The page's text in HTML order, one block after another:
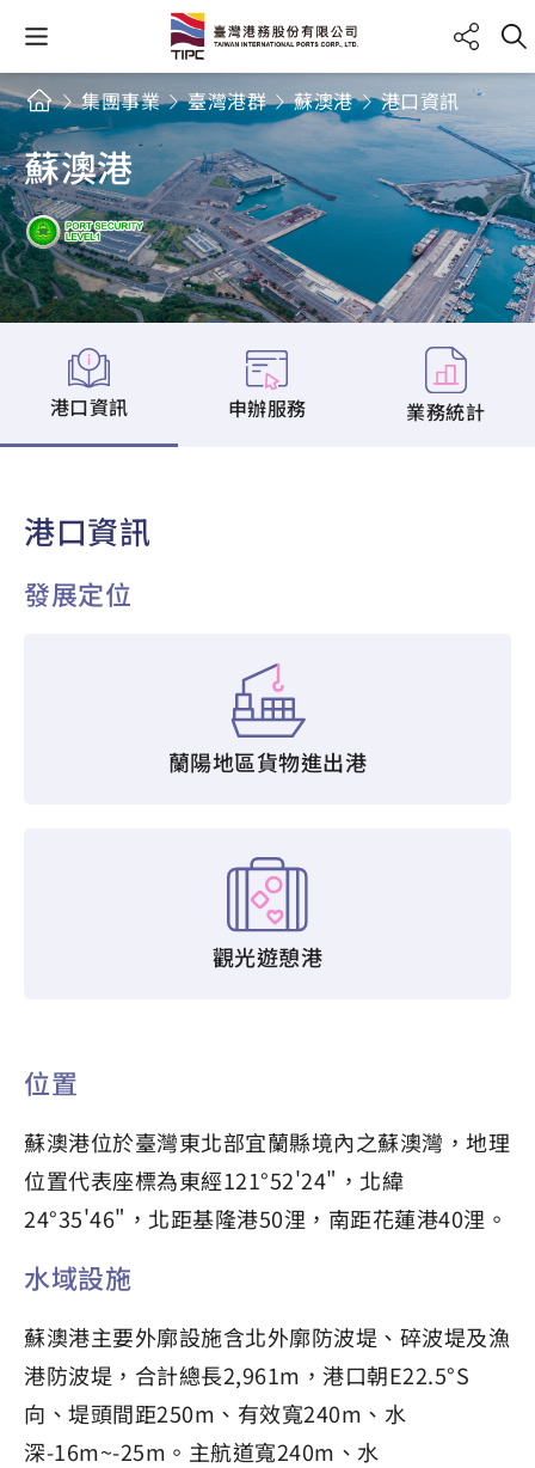
集團事業 臺灣港群 蘇澳港 港口資訊
蘇澳港
港口資訊 申辦服務 業務統計
港口資訊
發展定位
蘭陽地區貨物進出港
觀光遊憩港
位置
蘇澳港位於臺灣東北部宜蘭縣境內之蘇澳灣，地理
位置代表座標為東經121°52'24"，北緯
24°35'46"，北距基隆港50浬，南距花蓮港40浬。
水域設施
蘇澳港主要外廓設施含北外廓防波堤、碎波堤及漁
港防波堤，合計總長2,961m，港口朝E22.5°S
向、堤頭間距250m、有效寬240m、水
深-16m~-25m。主航道寬240m、水